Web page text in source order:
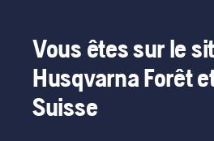
Vous êtes sur le
Husqvarna Forêt
Suisse